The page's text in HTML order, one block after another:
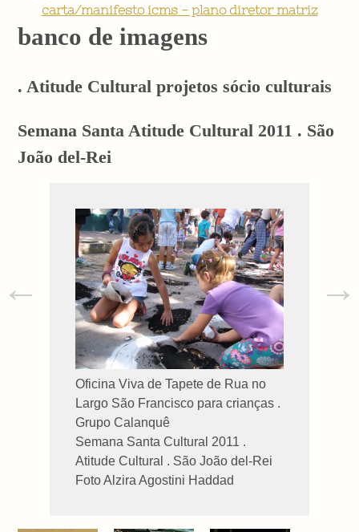
carta/manifesto icms - plano diretor matriz
banco de imagens
. Atitude Cultural projetos sócio culturais
Semana Santa Atitude Cultural 2011 . São
João del-Rei
Oficina Viva de Tapete de Rua no
Largo São Francisco para crianças .
Grupo Calanquê
Semana Santa Cultural 2011 .
Atitude Cultural . São João del-Rei
Foto Alzira Agostini Haddad
← →